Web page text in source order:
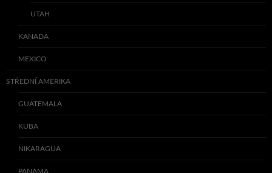
UTAH
KANADA
MEXICO
STŘEDNÍ AMERIKA
GUATEMALA
KUBA
NIKARAGUA
PANAMA